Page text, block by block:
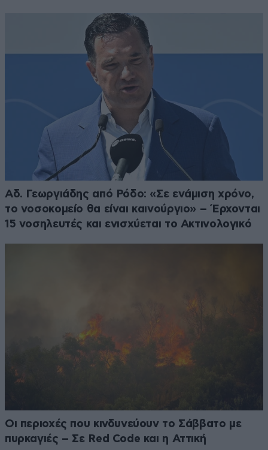
Αδ. Γεωργιάδης από Ρόδο: «Σε ενάμιση χρόνο,
το νοσοκομείο θα είναι καινούργιο» – Έρχονται
15 νοσηλευτές και ενισχύεται το Ακτινολογικό
Οι περιοχές που κινδυνεύουν το Σάββατο με
πυρκαγιές – Σε Red Code και η Αττική